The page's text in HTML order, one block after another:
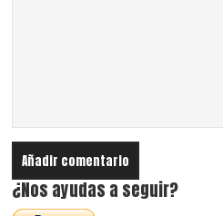
¿Nos ayudas a seguir?